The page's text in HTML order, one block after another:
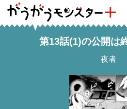
第13話(1)の公開は
夜者